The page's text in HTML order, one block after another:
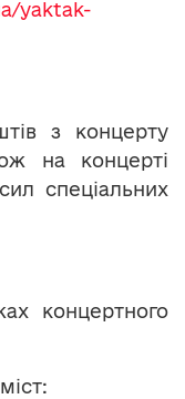
yaktak-
з концерту
на концерті
спеціальних
концертного